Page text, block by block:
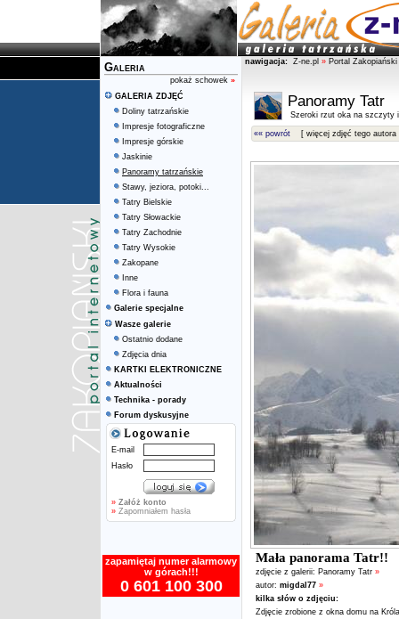
Galeria
pokaż schowek »
GALERIA ZDJĘĆ
Doliny tatrzańskie
Impresje fotograficzne
Impresje górskie
Jaskinie
Panoramy tatrzańskie
Stawy, jeziora, potoki...
Tatry Bielskie
Tatry Słowackie
Tatry Zachodnie
Tatry Wysokie
Zakopane
Inne
Flora i fauna
Galerie specjalne
Wasze galerie
Ostatnio dodane
Zdjęcia dnia
KARTKI ELEKTRONICZNE
Aktualności
Technika - porady
Forum dyskusyjne
E-mail
Hasło
» Załóż konto
» Zapomniałem hasła
zapamiętaj numer alarmowy
w górach!!!
0 601 100 300
nawigacja: Z-ne.pl » Portal Zakopiański
Panoramy Tatr
Szeroki rzut oka na szczyty
«« powrót [ więcej zdjęć tego autora
Mała panorama Tatr!!
zdjęcie z galerii: Panoramy Tatr »
autor: migdal77 »
kilka słów o zdjęciu:
Zdjęcie zrobione z okna domu na